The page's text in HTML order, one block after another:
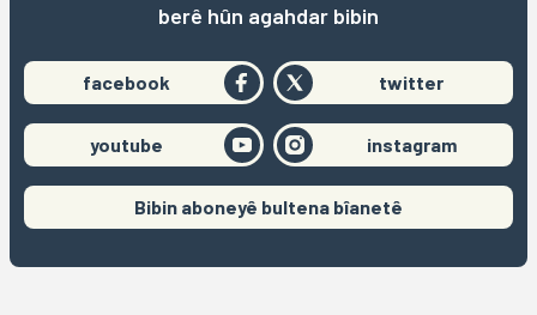
berê hûn agahdar bibin
facebook twitter
youtube instagram
Bibin aboneyê bultena bîanetê